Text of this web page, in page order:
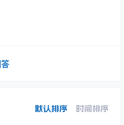
默认排序 时间排序